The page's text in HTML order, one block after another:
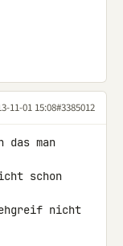
11-01 15:08#3385012
das man
schon
nicht